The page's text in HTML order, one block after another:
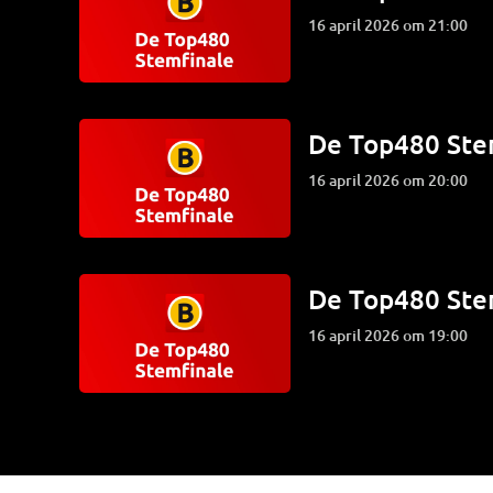
16 april 2026 om 21:00
De Top480
16 april 2026 om 20:00
De Top480
16 april 2026 om 19:00